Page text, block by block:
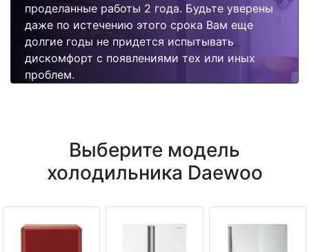
проделанные работы 2 года. Будьте уверены
даже по истечению этого срока Вам еще
долгие годы не придется испытывать
дискомфорт с появлениями тех или иных
проблем.
Выберите модель
холодильника Daewoo